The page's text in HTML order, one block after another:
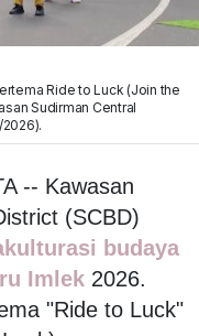
Ride to Luck (Join the
Sudirman Central
-- Kawasan
(SCBD)
budaya
Imlek 2026.
"Ride to Luck"